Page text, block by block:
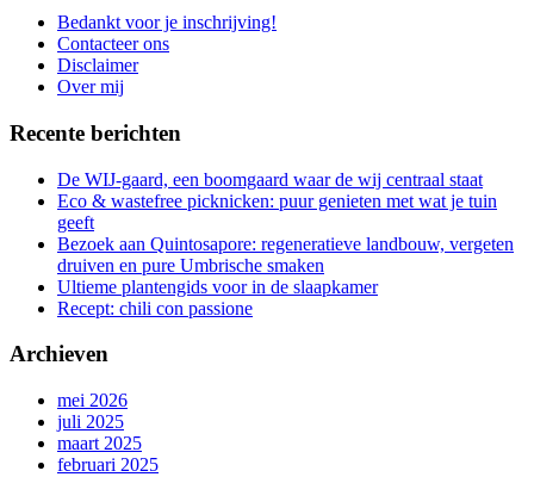
Bedankt voor je inschrijving!
Contacteer ons
Disclaimer
Over mij
Recente berichten
De WIJ-gaard, een boomgaard waar de wij centraal staat
Eco & wastefree picknicken: puur genieten met wat je tuin
geeft
Bezoek aan Quintosapore: regeneratieve landbouw, vergeten
druiven en pure Umbrische smaken
Ultieme plantengids voor in de slaapkamer
Recept: chili con passione
Archieven
mei 2026
juli 2025
maart 2025
februari 2025